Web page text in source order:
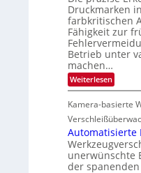
r
e
s
-
B
R
u
n
d
e
i
s
i
o
n
Ü
b
e
r
n
a
h
m
e
o
n
H
a
i
l
o
b
s
b
a
u
t
F
e
r
i
g
u
n
g
a
u
Druckmarken
farbkritischen
Fähigkeit zur
Betrieb unter
machen…
Weiterlesen:
Z
v
e
l
ä
s
s
Kamera-basierte
Automatisierte
unerwünschte
der